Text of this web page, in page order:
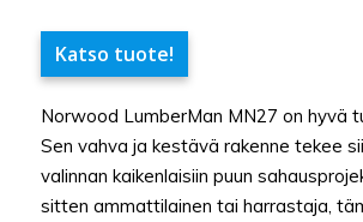
Katso tuote!
Norwood LumberMan MN27 on hyvä
Sen vahva ja kestävä rakenne tekee
valinnan kaikenlaisiin puun
sitten ammattilainen tai harrastaja,